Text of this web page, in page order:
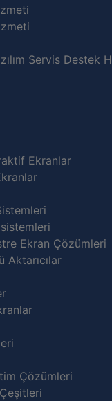
Servis Destek
Ekranlar
Ekran Çözümleri
Aktarıcılar
Çözümleri